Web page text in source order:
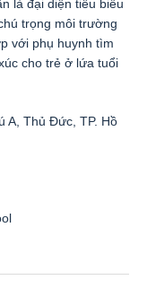
là đại diện tiêu biểu
trọng môi trường
với phụ huynh tìm
cho trẻ ở lứa tuổi
A, Thủ Đức , TP. Hồ